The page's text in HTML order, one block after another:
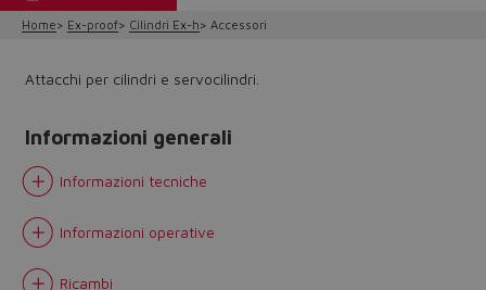
Home Ex-proof Cilindri Ex-h Accessori
Attacchi per cilindri e servocilindri.
Informazioni generali
Informazioni tecniche
Informazioni operative
Ricambi